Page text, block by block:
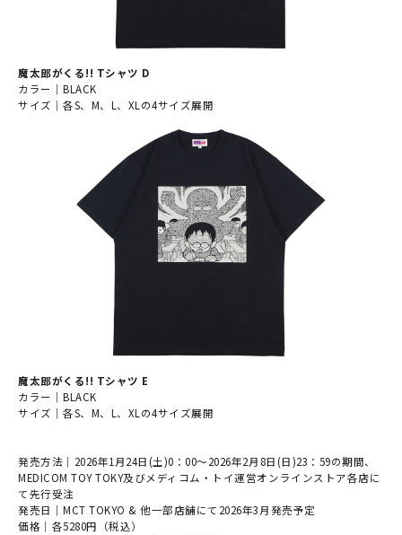
魔太郎がくる!! Tシャツ D
カラー｜BLACK
サイズ｜各S、M、L、XLの4サイズ展開
魔太郎がくる!! Tシャツ E
カラー｜BLACK
サイズ｜各S、M、L、XLの4サイズ展開
発売方法｜2026年1月24日(土)0：00～2026年2月8日(日)23：59の期間、
MEDICOM TOY TOKY及びメディコム・トイ運営オンラインストア各店に
て先行受注
発売日｜MCT TOKYO & 他一部店舗にて2026年3月発売予定
価格｜各5280円（税込）